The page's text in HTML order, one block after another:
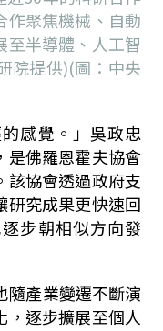
作聚焦機械、自動
至半導體、人工智
院提供)(圖：中央
感覺。」吳政忠
是佛羅恩霍夫協會
該協會透過政府支
研究成果更快速回
步朝相似方向發
隨產業變遷不斷演
，逐步擴展至個人